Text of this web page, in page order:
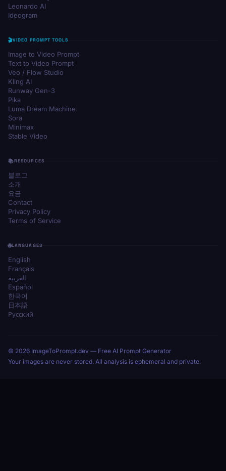
Leonardo AI
Ideogram
VIDEO PROMPT TOOLS
Image to Video Prompt
Text to Video Prompt
Veo / Flow Studio
Kling AI
Runway Gen-3
Pika
Luma Dream Machine
Sora
Minimax
Stable Video
RESOURCES
블로그
소개
요금
Contact
Privacy Policy
Terms of Service
LANGUAGES
English
Français
العربية
Español
한국어
日本語
Русский
© 2026 ImageToPrompt.dev — Free AI Prompt Generator
Your images are never stored. All analysis is ephemeral and private.